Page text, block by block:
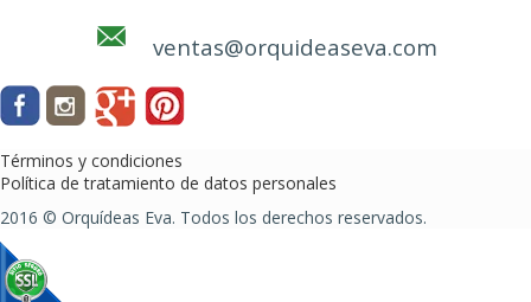
ventas@orquideaseva.com
Términos y condiciones
Política de tratamiento de datos personales
2016 © Orquídeas Eva. Todos los derechos reservados.